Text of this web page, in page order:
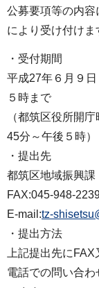
公募要項等の内容
により受け付けま
・受付期間
平成27年６月９
５時まで
（都筑区役所開
45分～午後５時）
・提出先
都筑区地域振興課
FAX:045-948-
E-mail:tz-
・提出方法
上記提出先に
電話での問い合